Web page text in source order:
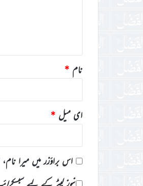
نام *
ای میل *
اس براؤزر میں میرا
نیوز لیٹر کے لیے